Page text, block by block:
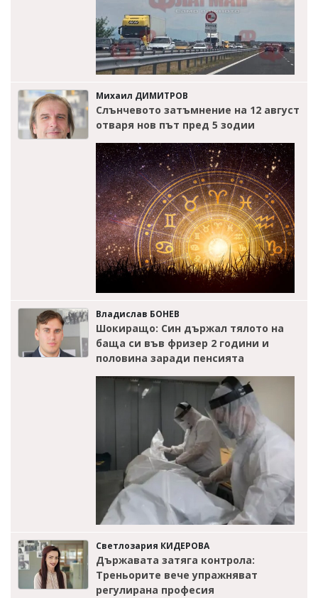
Михаил ДИМИТРОВ
Слънчевото затъмнение на 12 август
отваря нов път пред 5 зодии
Владислав БОНЕВ
Шокиращо: Син държал тялото на
баща си във фризер 2 години и
половина заради пенсията
Светлозария КИДЕРОВА
Държавата затяга контрола:
Треньорите вече упражняват
регулирана професия